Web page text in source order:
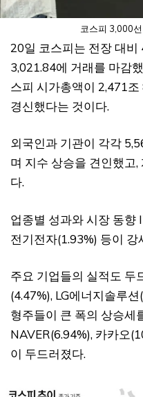
코스피 3,000
20일 코스피는 전장 대
3,021.84에 거래를 마감
스피 시가총액이 2,471
경신했다는 것이다.
외국인과 기관이 각각
며 지수 상승을 견인했고
다.
업종별 성과와 시장 동향
전기전자(1.93%) 등이 강
주요 기업들의 실적도 두
(4.47%), LG에너지솔루
형주들이 큰 폭의 상승세
NAVER(6.94%), 카카오
이 두드러졌다.